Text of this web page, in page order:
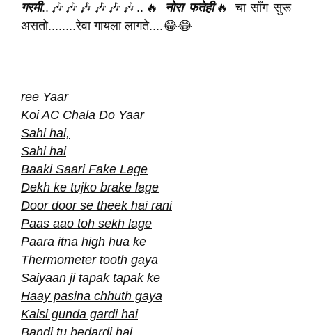
गरमी..🎶🎶🎶🎶🎶🎶..🔥 नोरा फतेही🔥 चा साँग सुरू
असतो........रेवा गायला लागते....😂😂
ree Yaar
Koi AC Chala Do Yaar
Sahi hai,
Sahi hai
Baaki Saari Fake Lage
Dekh ke tujko brake lage
Door door se theek hai rani
Paas aao toh sekh lage
Paara itna high hua ke
Thermometer tooth gaya
Saiyaan ji tapak tapak ke
Haay pasina chhuth gaya
Kaisi gunda gardi hai
Bandi tu bedardi hai